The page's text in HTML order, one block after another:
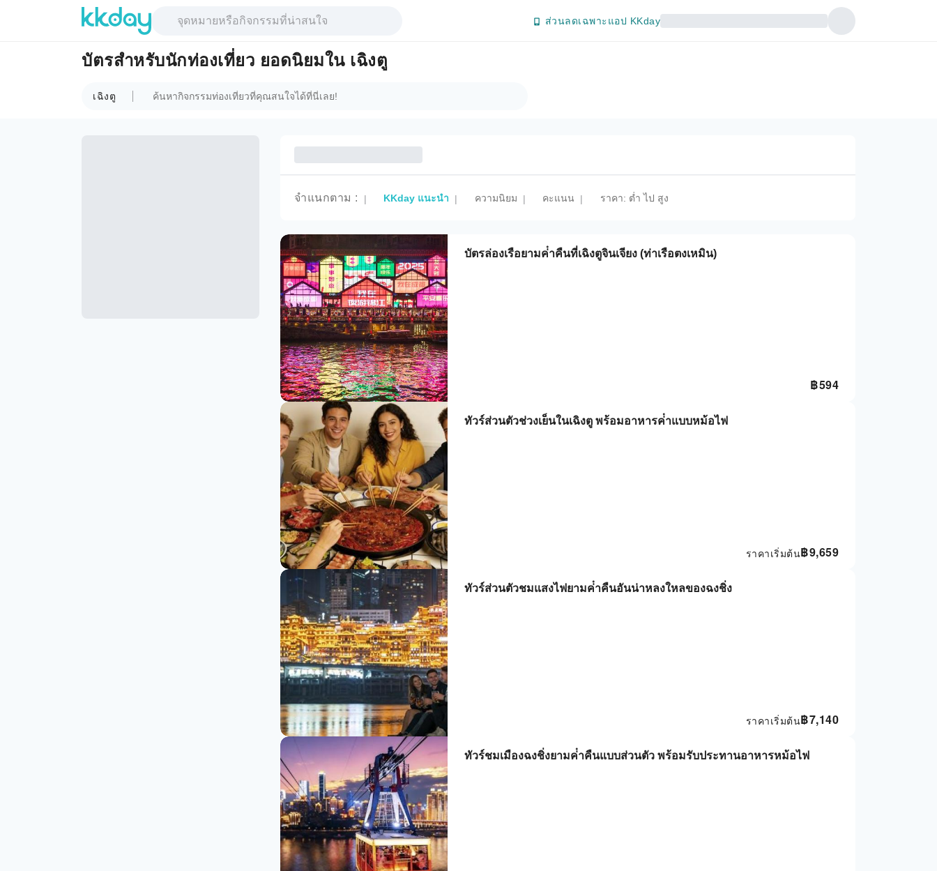
ส่วนลดเฉพาะแอป KKday
บัตรสำหรับนักท่องเที่ยว ยอดนิยมใน เฉิงตู
เฉิงตู
จำแนกตาม : | KKday แนะนำ | ความนิยม | คะแนน | ราคา: ต่ำ ไป สูง
บัตรล่องเรือยามค่ําคืนที่เฉิงตูจินเจียง (ท่าเรือตงเหมิน)
฿594
ทัวร์ส่วนตัวช่วงเย็นในเฉิงตู พร้อมอาหารค่ําแบบหม้อไฟ
฿9,659
ราคาเริ่มต้น
ทัวร์ส่วนตัวชมแสงไฟยามค่ําคืนอันน่าหลงใหลของฉงชิ่ง
฿7,140
ราคาเริ่มต้น
ทัวร์ชมเมืองฉงชิ่งยามค่ําคืนแบบส่วนตัว พร้อมรับประทานอาหารหม้อไฟ